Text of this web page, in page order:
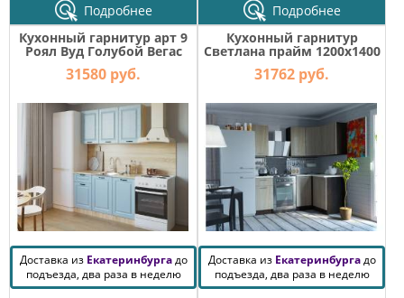
Подробнее
Подробнее
Кухонный гарнитур арт 9
Роял Вуд Голубой Вегас
1500 мм
31580 руб.
Доставка из Екатеринбургадо
подъезда, два раза в неделю
Кухонный гарнитур
Светлана прайм 1200х1400
мм
31762 руб.
Доставка из Екатеринбургадо
подъезда, два раза в неделю